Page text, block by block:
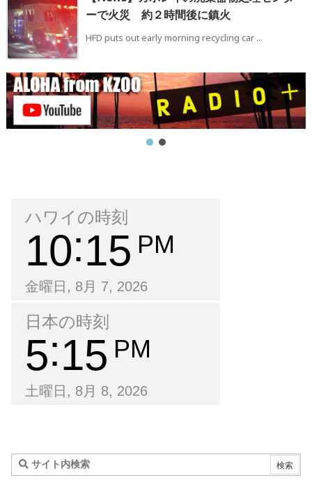
ーで火災 約２時間後に鎮火
HFD puts out early morning recycling car ...
ハワイの時刻
10 15 PM
金曜日, 8月 7, 2026
日本の時刻
5 15 PM
土曜日, 8月 8, 2026